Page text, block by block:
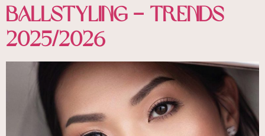
Ballstyling – Trends
2025/2026